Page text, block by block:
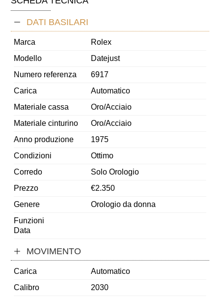
DATI BASILARI
Marca
Rolex
Modello
Datejust
Numero referenza
6917
Carica
Automatico
Materiale cassa
Oro/Acciaio
Materiale cinturino
Oro/Acciaio
Anno produzione
1975
Condizioni
Ottimo
Corredo
Solo Orologio
Prezzo
€2.350
Genere
Orologio da donna
Funzioni
Data
MOVIMENTO
Carica
Automatico
Calibro
2030